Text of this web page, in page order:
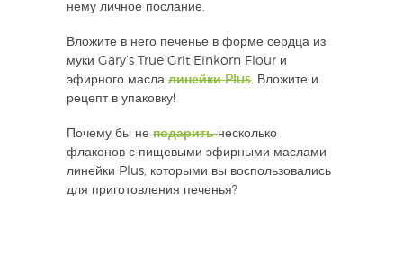
нему личное послание.
Вложите в него печенье в форме сердца из
муки Gary’s True Grit Einkorn Flour и
эфирного масла линейки Plus. Вложите и
рецепт в упаковку!
Почему бы не подарить несколько
флаконов с пищевыми эфирными маслами
линейки Plus, которыми вы воспользовались
для приготовления печенья?